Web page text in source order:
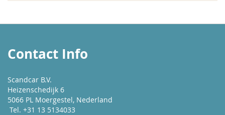
Contact Info
Scandcar B.V.
Heizenschedijk 6
5066 PL Moergestel, Nederland
Tel. +31 13 5134033